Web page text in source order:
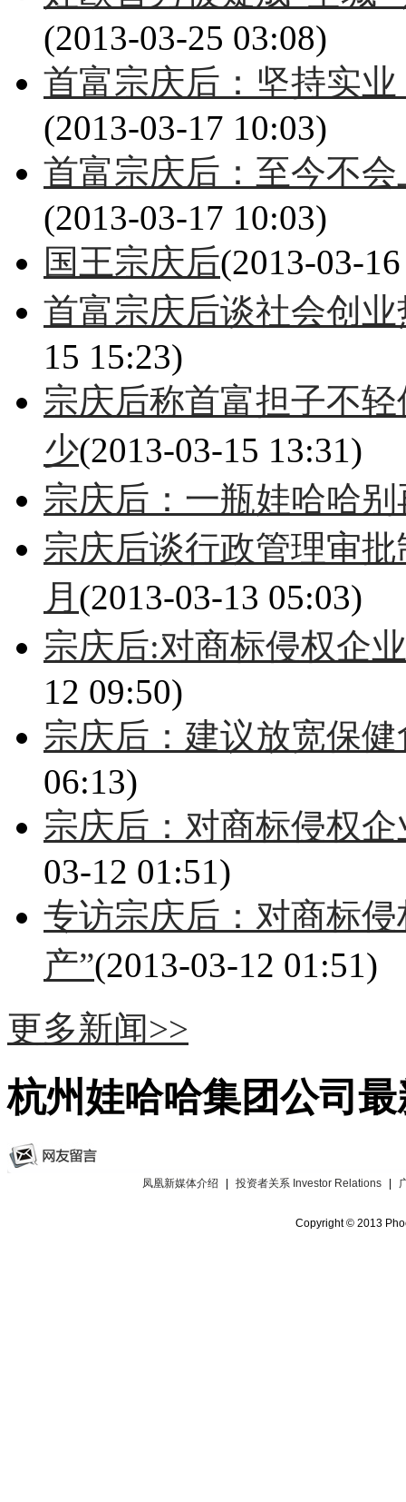
(2013-03-25 03:08)
首富宗庆后：坚持实
(2013-03-17 10:03)
首富宗庆后：至今不
(2013-03-17 10:03)
国王宗庆后(2013-03-
首富宗庆后谈社会创
15 15:23)
宗庆后称首富担子不
少(2013-03-15 13:31)
宗庆后：一瓶娃哈哈
宗庆后谈行政管理审
月 (2013-03-13 05:03)
宗庆后:对商标侵权企
12 09:50)
宗庆后：建议放宽保
06:13)
宗庆后：对商标侵权
03-12 01:51)
专访宗庆后：对商标
产”(2013-03-12 01:51)
更多新闻>>
杭州娃哈哈集团公司
凤凰新媒体介绍 投资者关系 Investor Relations
Copyright © 2013